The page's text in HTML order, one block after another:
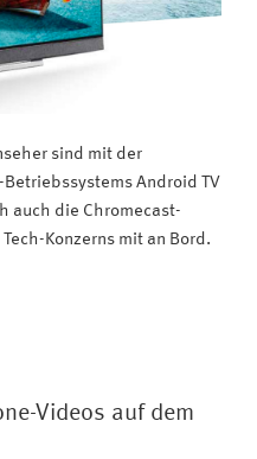
sind mit der
Android TV
auch die Chromecast-
Konzerns mit an Bord.
Videos auf dem